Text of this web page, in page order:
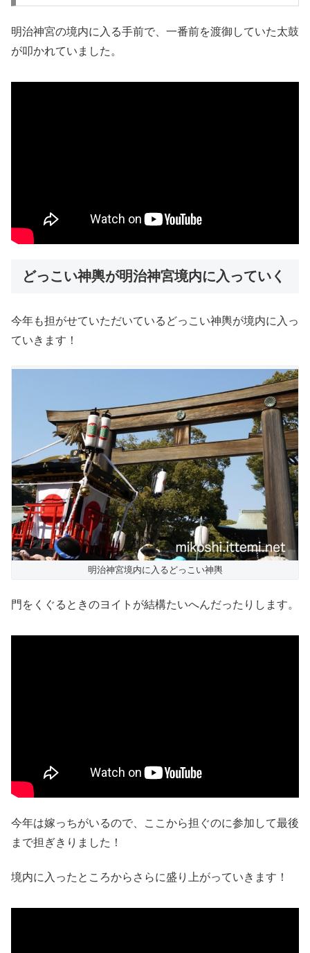
明治神宮の境内に入る手前で、一番前を渡御していた太鼓
が叩かれていました。
どっこい神輿が明治神宮境内に入っていく
今年も担がせていただいているどっこい神輿が境内に入っ
ていきます！
明治神宮境内に入るどっこい神輿
門をくぐるときのヨイトが結構たいへんだったりします。
今年は嫁っちがいるので、ここから担ぐのに参加して最後
まで担ぎきりました！
境内に入ったところからさらに盛り上がっていきます！